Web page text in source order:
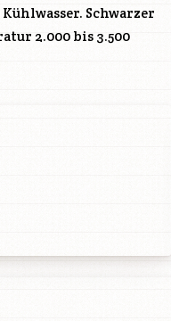
Schwarzer
2.000 bis 3.500